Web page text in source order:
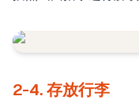
2-4. 存放行李